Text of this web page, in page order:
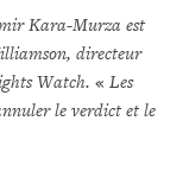
Kara-Murza est
directeur
Watch. « Les
le verdict et le